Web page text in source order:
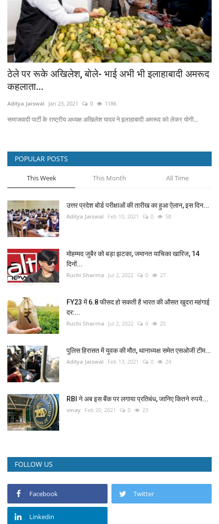
ठेले पर रूके अखिलेश, बोले- भाई अभी भी इलाहाबादी अमरूद
कहलाता...
Aditya Jaiswal Jan 23, 2021 0 1186
समाजवादी पार्टी के राष्ट्रीय अध्यक्ष अखिलेश यादव ने इलाहाबादी अमरूद को लेकर योगी...
POPULAR POSTS
This Week This Month All Time
उत्तर प्रदेश बोर्ड परीक्षाओं की तारीख का हुआ ऐलान, इस दिन...
Aditya Jaiswal Feb 10, 2021 0 58
मोहम्मद जुबैर को बड़ा झटका, जमानत याचिका खारिज, 14
दिनों...
Ruchi Sharma Jul 2, 2022 0 27
FY23 में 6.8 फीसद हो सकती है भारत की औसत खुदरा महंगाई
दर:...
Ruchi Sharma Jul 2, 2022 0 25
पुलिस हिरासत में युवक की मौत, थानाध्यक्ष समेत एसओजी टीम...
Aditya Jaiswal Feb 13, 2021 0 24
RBI ने अब इस बैंक पर लगाया प्रतिबंध, जानिए कितने रुपये...
vinay Feb 20, 2021 0 23
FOLLOW US
Facebook Twitter
Linkedin